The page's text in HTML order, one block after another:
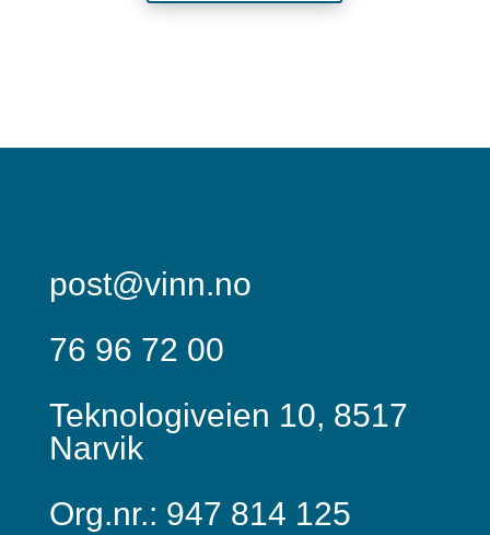
post@vinn.no
76 96 72 00
Teknologiveien 10, 8517
Narvik
Org.nr.: 947 814 125